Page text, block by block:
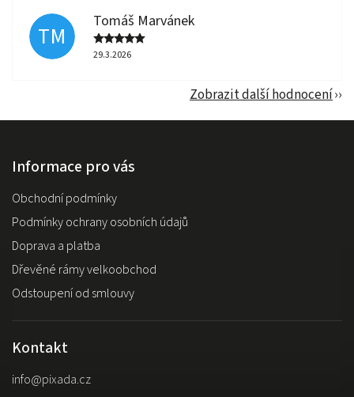
TM
Tomáš Marvánek
29.3.2026
Zobrazit další hodnocení
Informace pro vás
Obchodní podmínky
Podmínky ochrany osobních údajů
Doprava a platba
Dřevěné rámy velkoobchod
Odstoupení od smlouvy
Kontakt
info@pixada.cz